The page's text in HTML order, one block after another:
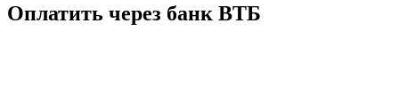
Оплатить через банк ВТБ